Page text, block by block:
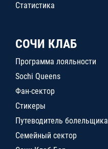
Статистика
СОЧИ КЛАБ
Программа лояльности
Sochi Queens
Фан-сектор
Стикеры
Путеводитель болельщика
Семейный сектор